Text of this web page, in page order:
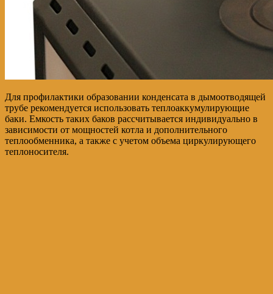
Для профилактики образовании конденсата в дымоотводящей
трубе рекомендуется использовать теплоаккумулирующие
баки. Емкость таких баков рассчитывается индивидуально в
зависимости от мощностей котла и дополнительного
теплообменника, а также с учетом объема циркулирующего
теплоносителя.